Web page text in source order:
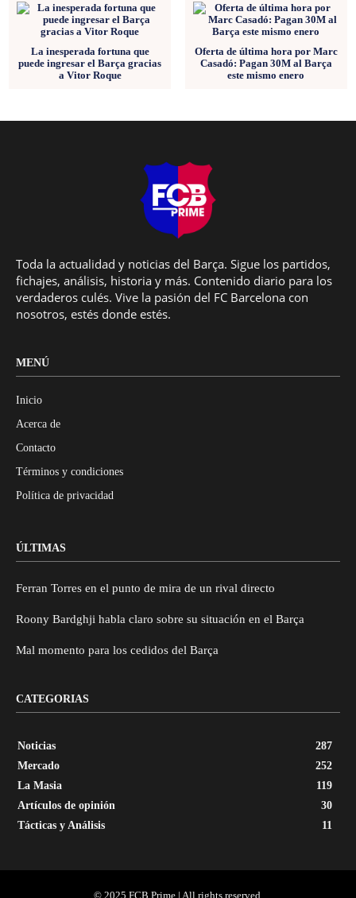
La inesperada fortuna que
puede ingresar el Barça gracias
a Vitor Roque
Oferta de última hora por Marc
Casadó: Pagan 30M al Barça
este mismo enero
Toda la actualidad y noticias del Barça. Sigue los partidos,
fichajes, análisis, historia y más. Contenido diario para los
verdaderos culés. Vive la pasión del FC Barcelona con
nosotros, estés donde estés.
MENÚ
Inicio
Acerca de
Contacto
Términos y condiciones
Política de privacidad
ÚLTIMAS
Ferran Torres en el punto de mira de un rival directo
Roony Bardghji habla claro sobre su situación en el Barça
Mal momento para los cedidos del Barça
CATEGORIAS
Noticias
287
Mercado
252
La Masia
119
Artículos de opinión
30
Tácticas y Análisis
11
© 2025 FCB Prime | All rights reserved.